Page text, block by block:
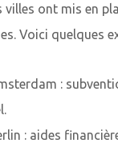
villes ont mis en
Voici quelques
:
: aides